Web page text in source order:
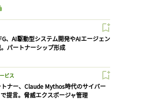
、AI駆動型システム開発やAIエージェン
。パートナーシップ形成
ビス
トナー、Claude Mythos時代のサイバー
提言。脅威エクスポージャ管理